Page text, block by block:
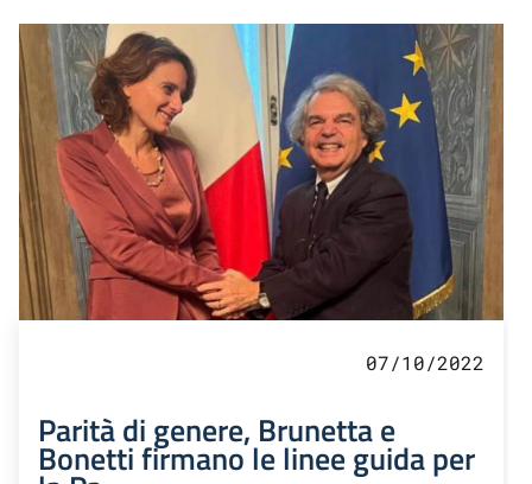
07/10/2022
Parità di genere, Brunetta e
Bonetti firmano le linee guida per